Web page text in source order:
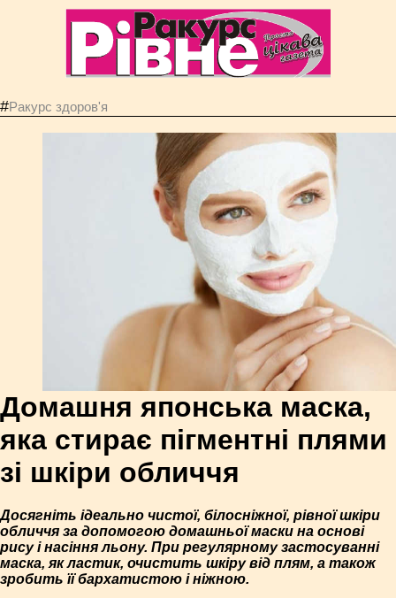
#Ракурс здоров'я
Домашня японська маска,
яка стирає пігментні плями
зі шкіри обличчя
Досягніть ідеально чистої, білосніжної, рівної шкіри
обличчя за допомогою домашньої маски на основі
рису і насіння льону. При регулярному застосуванні
маска, як ластик, очистить шкіру від плям, а також
зробить її бархатистою і ніжною.